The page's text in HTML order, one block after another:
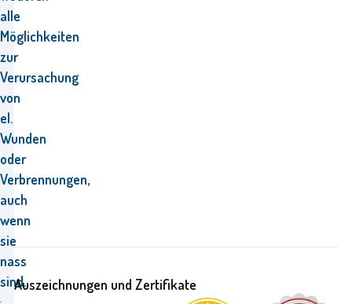
alle
Möglichkeiten
zur
Verursachung
von
el.
Wunden
oder
Verbrennungen,
auch
wenn
sie
nass
sind.Auszeichnungen und Zertifikate